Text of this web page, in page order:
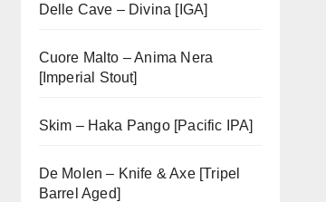
Delle Cave – Divina [IGA]
Cuore Malto – Anima Nera
[Imperial Stout]
Skim – Haka Pango [Pacific IPA]
De Molen – Knife & Axe [Tripel
Barrel Aged]